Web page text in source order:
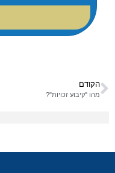
הקודם
מהו "קיבוע זכויות"?